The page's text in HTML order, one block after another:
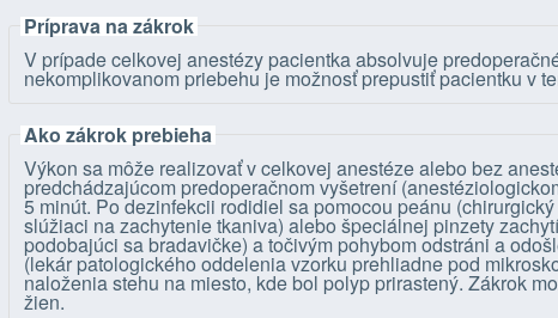
Príprava na zákrok
V prípade celkovej anestézy pacientka absolvuje
nekomplikovanom priebehu je možnosť prepustiť pacientku v
Ako zákrok prebieha
Výkon sa môže realizovať v celkovej anestéze alebo bez
predchádzajúcom predoperačnom vyšetrení
5 minút. Po dezinfekcii rodidiel sa pomocou peánu
slúžiaci na zachytenie tkaniva) alebo špeciálnej pinzety
podobajúci sa bradavičke) a točivým pohybom odstráni a
(lekár patologického oddelenia vzorku prehliadne pod
naloženia stehu na miesto, kde bol polyp prirastený. Zákrok
žien.